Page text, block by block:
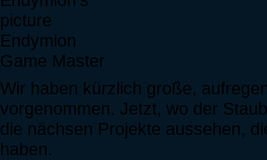
Endymion
Game Master
Wir haben kürzlich große,
vorgenommen. Jetzt, wo der
die nächsen Projekte aussehen,
haben.